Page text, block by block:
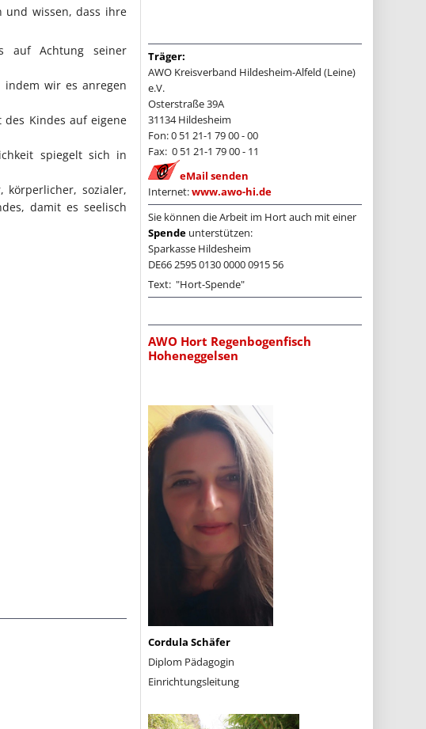
und wissen, dass ihre
auf Achtung seiner
indem wir es anregen
Kindes auf eigene
spiegelt sich in
körperlicher, sozialer,
damit es seelisch
Träger:
AWO Kreisverband Hildesheim-Alfeld (Leine)
e.V.
Osterstraße 39A
31134 Hildesheim
Fon: 0 51 21-1 79 00 - 00
Fax: 0 51 21-1 79 00 - 11
eMail senden
Internet:www.awo-hi.de
Sie können die Arbeit im Hort auch mit einer
Spende unterstützen:
Sparkasse Hildesheim
DE66 2595 0130 0000 0915 56
Text: "Hort-Spende"
AWO Hort Regenbogenfisch
Hoheneggelsen
Cordula Schäfer
Diplom Pädagogin
Einrichtungsleitung